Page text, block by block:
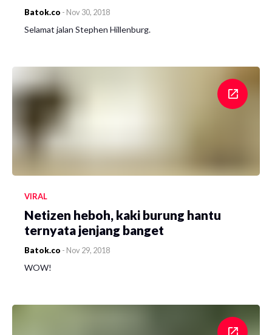
Batok.co - Nov 30, 2018
Selamat jalan Stephen Hillenburg.
VIRAL
Netizen heboh, kaki burung hantu
ternyata jenjang banget
Batok.co - Nov 29, 2018
WOW!